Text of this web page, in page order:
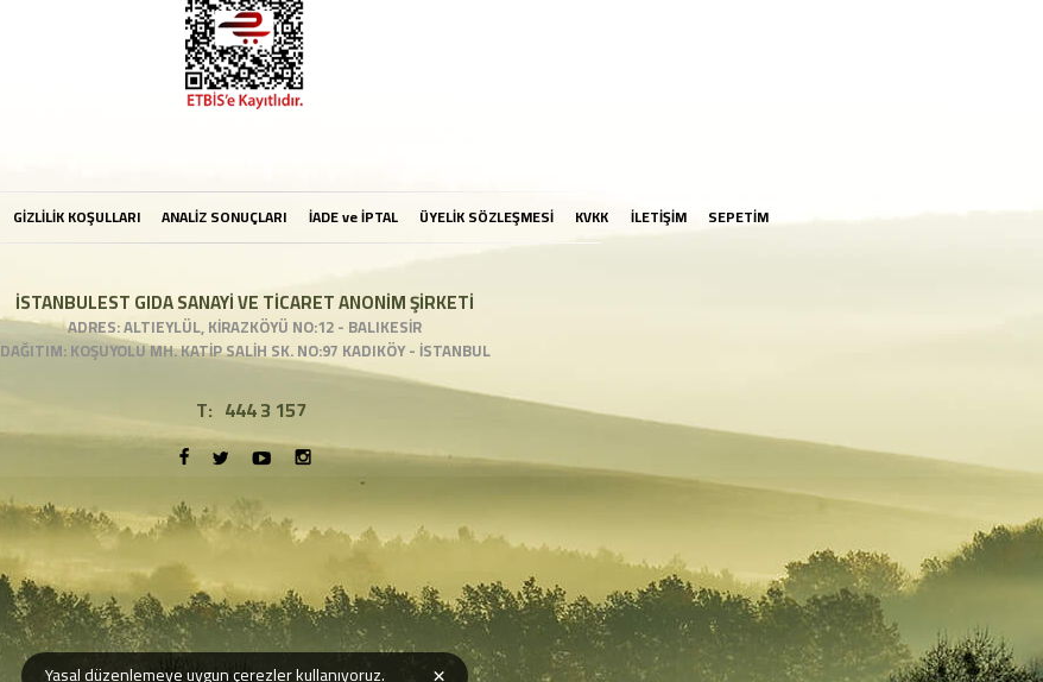
GİZLİLİK KOŞULLARI ANALİZ SONUÇLARI İADE ve İPTAL ÜYELİK SÖZLEŞMESİ KVKK İLETİŞİM SEPETİM
İSTANBULEST GIDA SANAYİ VE TİCARET ANONİM ŞİRKETİ
ADRES: ALTIEYLÜL, KİRAZKÖYÜ NO:12 - BALIKESİR
DAĞITIM: KOŞUYOLU MH. KATİP SALİH SK. NO:97 KADIKÖY - İSTANBUL
T: 444 3 157
Yasal düzenlemeye uygun çerezler kullanıyoruz. ×